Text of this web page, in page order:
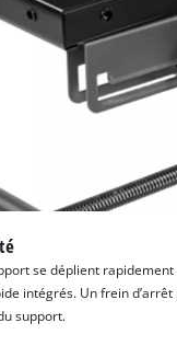
se déplient
intégrés. Un frein
support.